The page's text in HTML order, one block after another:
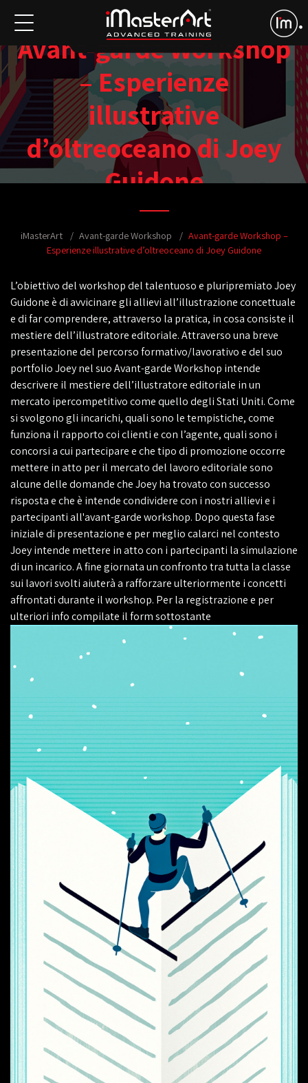
Avant-garde Workshop
– Esperienze
illustrative
d’oltreoceano di Joey
Guidone
iMasterArt Avant-garde Workshop
Avant-garde Workshop –
Esperienze illustrative d’oltreoceano di Joey Guidone
L’obiettivo del workshop del talentuoso e pluripremiatoJoey
Guidoneè di avvicinare gli allievi all’illustrazione concettuale
e di far comprendere, attraverso la pratica, in cosa consiste il
mestiere dell’illustratore editoriale. Attraverso una breve
presentazione del percorso formativo/lavorativo e del suo
portfolioJoey nel suoAvant-garde Workshop intende
descrivere il mestiere dell’illustratore editoriale in un
mercato ipercompetitivo come quello degli Stati Uniti. Come
si svolgono gli incarichi, quali sono letempistiche, come
funziona il rapporto coi clienti e con l’agente, quali sono i
concorsi a cui parteciparee che tipo di promozione occorre
mettere in atto peril mercato del lavoro editorialesono
alcune delle domande che Joey ha trovato con successo
risposta e che è intende condividere con i nostri allievi e i
partecipanti all'avant-garde workshop. Dopo questa fase
iniziale di presentazione e per meglio calarci nel contesto
Joeyintende mettere in atto con i partecipanti la simulazione
di un incarico. A fine giornata un confronto tra tutta la classe
sui lavori svolti aiuterà a rafforzare ulteriormente i concetti
affrontati durante il workshop. Per la registrazione e per
ulteriori info compilate il form sottostante